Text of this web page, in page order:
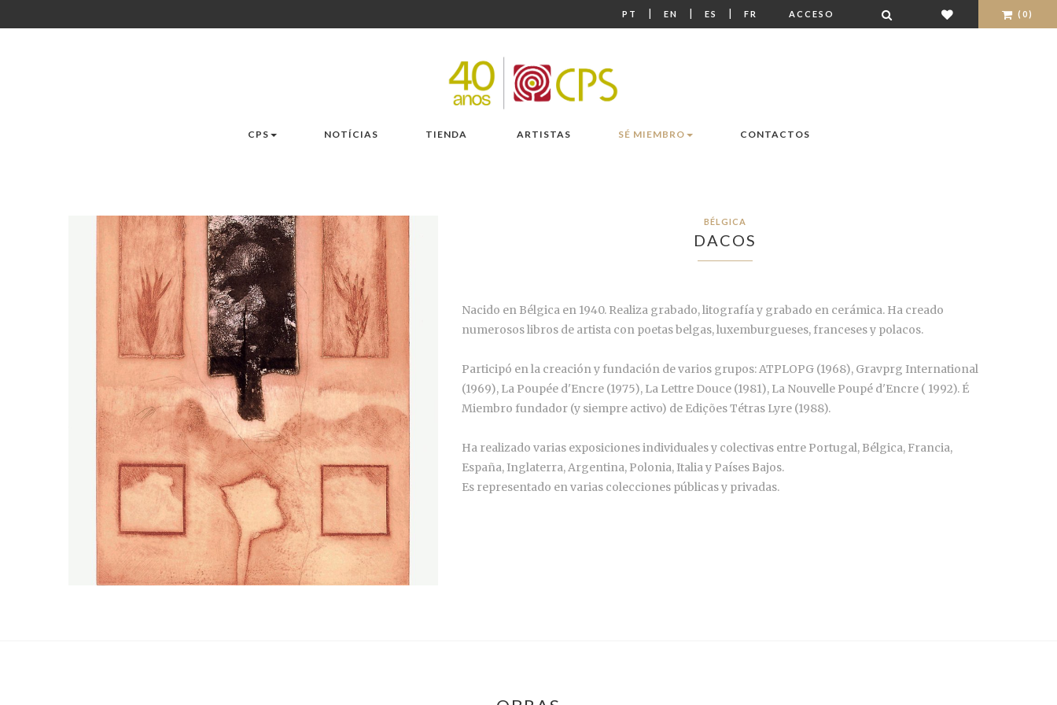
PT | EN | ES | FR ACCESO (0)
CPS NOTÍCIAS TIENDA ARTISTAS SÉ MIEMBRO CONTACTOS
BÉLGICA
DACOS
Nacido en Bélgica en 1940. Realiza grabado, litografía y grabado en cerámica. Ha creado
numerosos libros de artista con poetas belgas, luxemburgueses, franceses y polacos.
Participó en la creación y fundación de varios grupos: ATPLOPG (1968), Gravprg International
(1969), La Poupée d'Encre (1975), La Lettre Douce (1981), La Nouvelle Poupé d'Encre ( 1992). É
Miembro fundador (y siempre activo) de Edições Tétras Lyre (1988).
Ha realizado varias exposiciones individuales y colectivas entre Portugal, Bélgica, Francia,
España, Inglaterra, Argentina, Polonia, Italia y Países Bajos.
Es representado en varias colecciones públicas y privadas.